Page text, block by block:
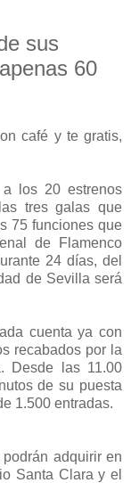
sus
60
café y te gratis,
a los 20 estrenos
tres galas que
75 funciones que
de Flamenco
24 días, del
de Sevilla será
cuenta ya con
recabados por la
Desde las 11.00
de su puesta
1.500 entradas.
adquirir en
Santa Clara y el